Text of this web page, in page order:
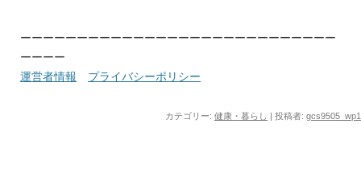
ーーーーーーーーーーーーーーーーーーーーーーーーーーーー
ーーーー
運営者情報
プライバシーポリシー
カテゴリー: 健康・暮らし 投稿者: gcs9505_wp1